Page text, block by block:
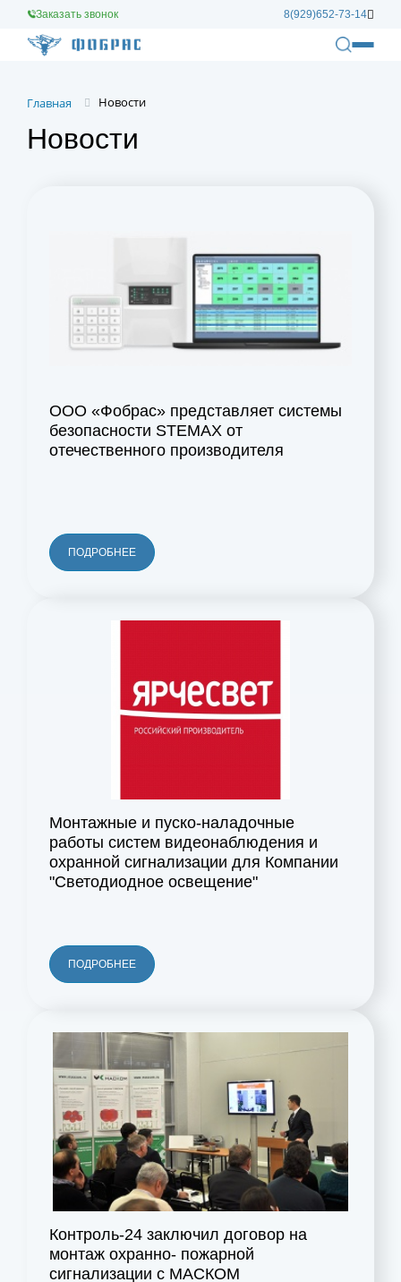
8(929)652-73-14
Заказать звонок
Главная Новости
Новости
ООО «Фобрас» представляет системы
безопасности STEMAX от
отечественного производителя
ПОДРОБНЕЕ
Монтажные и пуско-наладочные
работы систем видеонаблюдения и
охранной сигнализации для Компании
"Светодиодное освещение"
ПОДРОБНЕЕ
Контроль-24 заключил договор на
монтаж охранно- пожарной
сигнализации с МАСКОМ